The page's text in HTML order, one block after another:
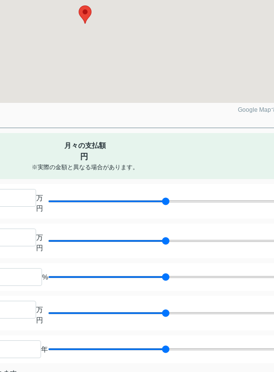
Google Map
月々の支払額
円
※実際の金額と異なる場合があります。
万
円
万
円
%
万
円
年